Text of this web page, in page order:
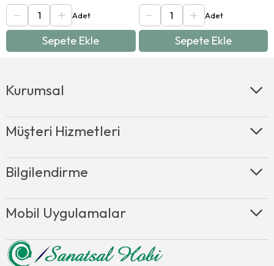
Sepete Ekle Sepete Ekle
Kurumsal
Müşteri Hizmetleri
Bilgilendirme
Mobil Uygulamalar